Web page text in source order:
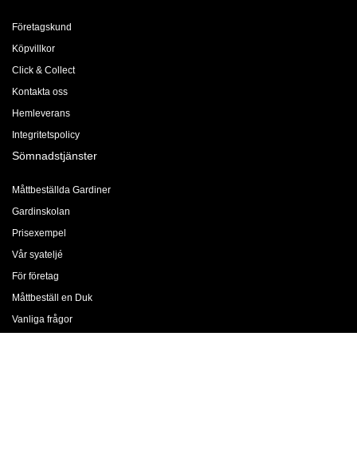
Företagskund
Köpvillkor
Click & Collect
Kontakta oss
Hemleverans
Integritetspolicy
Sömnadstjänster
Måttbeställda Gardiner
Gardinskolan
Prisexempel
Vår syateljé
För företag
Måttbeställ en Duk
Vanliga frågor